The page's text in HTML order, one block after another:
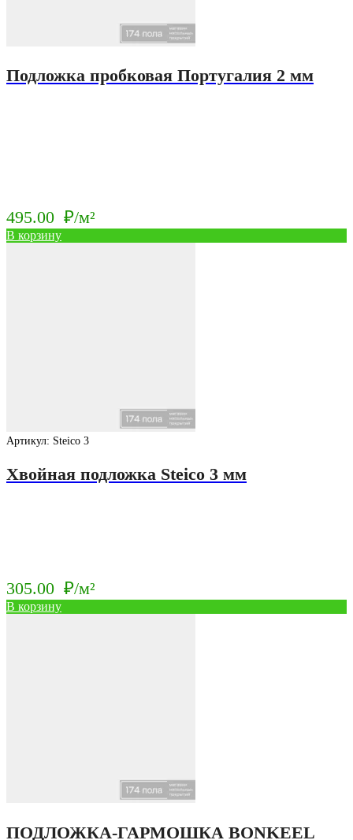
Подложка пробковая Португалия 2 мм
495.00 ₽/м²
В корзину
Артикул: Steico 3
Хвойная подложка Steico 3 мм
305.00 ₽/м²
В корзину
ПОДЛОЖКА-ГАРМОШКА BONKEEL